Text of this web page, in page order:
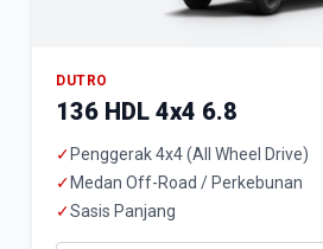
DUTRO
136 HDL 4x4 6.8
✓ Penggerak 4x4 (All Wheel Drive)
✓ Medan Off-Road / Perkebunan
✓Sasis Panjang